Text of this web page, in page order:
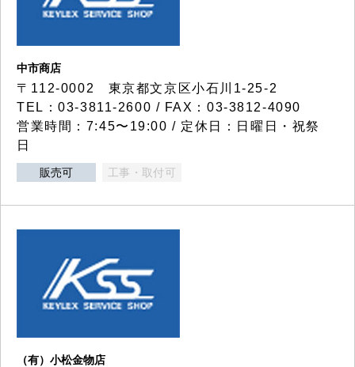
中市商店
〒112-0002 東京都文京区小石川1-25-2
TEL：03-3811-2600 / FAX：03-3812-4090
営業時間：7:45〜19:00 / 定休日：日曜日・祝祭
日
販売可 工事・取付可
（有）小松金物店